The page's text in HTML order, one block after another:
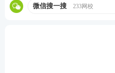
微信搜一搜 233网校